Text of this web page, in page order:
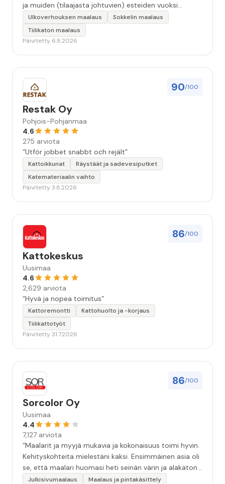
ja muiden (tilaajasta johtuvien) esteiden vuoksi
keskeyttämään n. 3 viikoksi. Maalaistulos on oikein
hyvä, yhteydenpito erinomaista, jälkityöt tehtiin
huolellisesti. Suosittelen. Erityiskiitos itse maalareille:
Ulkoverhouksen maalaus
Sokkelin maalaus
Tiilikaton maalaus
Päivitetty 6.8.2026
90/100
Restak Oy
Pohjois-Pohjanmaa
4.6
275 arviota
“Utför jobbet snabbt och rejält”
Kattoikkunat
Räystäät ja sadevesiputket
Katemateriaalin vaihto
Päivitetty 3.8.2026
86/100
Kattokeskus
Uusimaa
4.6
2,629 arviota
“Hyvä ja nopea toimitus”
Kattoremontti
Kattohuolto ja -korjaus
Tiilikattotyöt
Päivitetty 31.7.2026
86/100
Sorcolor Oy
Uusimaa
4.4
7,127 arviota
“Maalarit ja myyjä mukavia ja kokonaisuus toimi hyvin.
Kehityskohteita mielestäni kaksi. Ensimmäinen asia oli
se, että maalari huomasi heti seinän värin ja alakaton
värin erot mitä en huomannut. Hyvä toki että siinä
Julkisivumaalaus
Maalaus ja pintakäsittely